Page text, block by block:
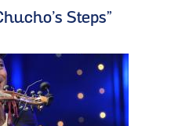
Steps”